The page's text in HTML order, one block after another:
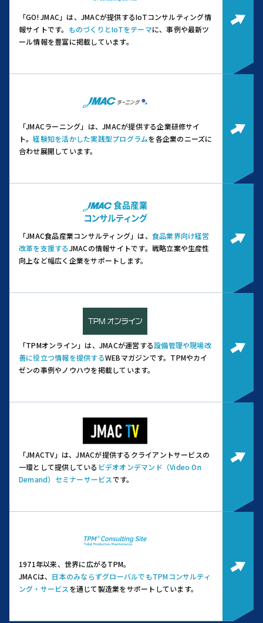
「GO! JMAC」は、JMACが提供するIoTコンサルティング情
報サイトです。 ものづくりとIoTをテーマに、事例や最新ツ
ール情報を豊富に掲載しています。
「JMACラーニング」は、JMACが提供する企業研修サイ
ト。経験知を活かした実践型プログラムを各企業のニーズに
合わせ展開しています。
「JMAC食品産業コンサルティング」は、 食品業界向け経営
改革を支援するJMACの情報サイトです。 戦略立案や生産性
向上など幅広く企業をサポートします。
「TPMオンライン」は、JMACが運営する設備管理や現場改
善に役立つ情報を提供するWEBマガジンです。 TPMやカイ
ゼンの事例やノウハウを掲載しています。
「JMACTV」は、JMACが提供するクライアントサービスの
一環として提供している ビデオオンデマンド（Video On
Demand）セミナーサービスです。
1971年以来、世界に広がるTPM。
JMACは、 日本のみならずグローバルでもTPMコンサルティ
ング・サービス を通じて製造業をサポートしています。